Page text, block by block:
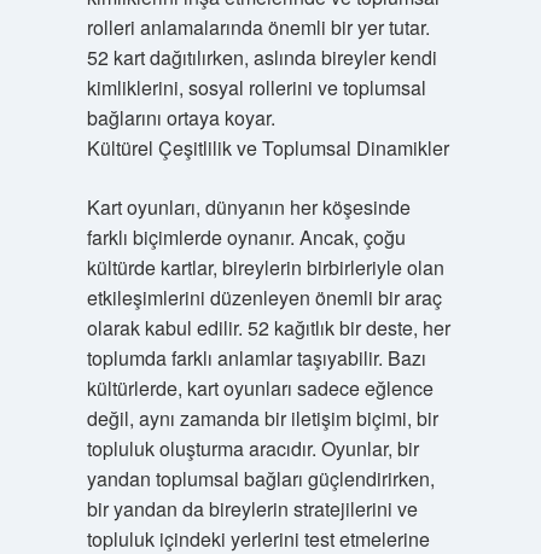
rolleri anlamalarında önemli bir yer tutar.
52 kart dağıtılırken, aslında bireyler kendi
kimliklerini, sosyal rollerini ve toplumsal
bağlarını ortaya koyar.
Kültürel Çeşitlilik ve Toplumsal Dinamikler
Kart oyunları, dünyanın her köşesinde
farklı biçimlerde oynanır. Ancak, çoğu
kültürde kartlar, bireylerin birbirleriyle olan
etkileşimlerini düzenleyen önemli bir araç
olarak kabul edilir. 52 kağıtlık bir deste, her
toplumda farklı anlamlar taşıyabilir. Bazı
kültürlerde, kart oyunları sadece eğlence
değil, aynı zamanda bir iletişim biçimi, bir
topluluk oluşturma aracıdır. Oyunlar, bir
yandan toplumsal bağları güçlendirirken,
bir yandan da bireylerin stratejilerini ve
topluluk içindeki yerlerini test etmelerine